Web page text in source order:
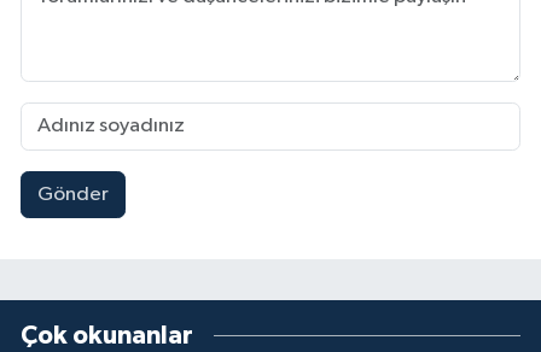
Gönder
Çok okunanlar